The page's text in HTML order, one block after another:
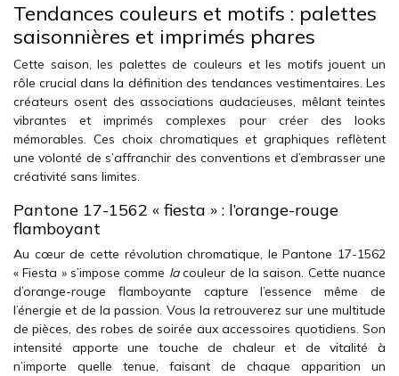
Tendances couleurs et motifs : palettes
saisonnières et imprimés phares
Cette saison, les palettes de couleurs et les motifs jouent un
rôle crucial dans la définition des tendances vestimentaires. Les
créateurs osent des associations audacieuses, mêlant teintes
vibrantes et imprimés complexes pour créer des looks
mémorables. Ces choix chromatiques et graphiques reflètent
une volonté de s’affranchir des conventions et d’embrasser une
créativité sans limites.
Pantone 17-1562 « fiesta » : l’orange-rouge
flamboyant
Au cœur de cette révolution chromatique, le Pantone 17-1562
« Fiesta » s’impose comme lacouleur de la saison. Cette nuance
d’orange-rouge flamboyante capture l’essence même de
l’énergie et de la passion. Vous la retrouverez sur une multitude
de pièces, des robes de soirée aux accessoires quotidiens. Son
intensité apporte une touche de chaleur et de vitalité à
n’importe quelle tenue, faisant de chaque apparition un